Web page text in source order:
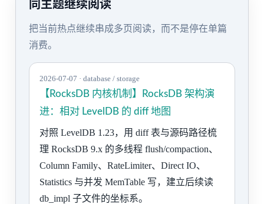
同主题继续阅读
把当前热点继续串成多页阅读，而不是停在单篇
消费。
2026-07-07 · database / storage
【RocksDB 内核机制】RocksDB 架构演
进：相对 LevelDB 的 diff 地图
对照 LevelDB 1.23，用 diff 表与源码路径梳
理 RocksDB 9.x 的多线程 flush/compaction、
Column Family、RateLimiter、Direct IO、
Statistics 与并发 MemTable 写，建立后续读
db_impl 子文件的坐标系。